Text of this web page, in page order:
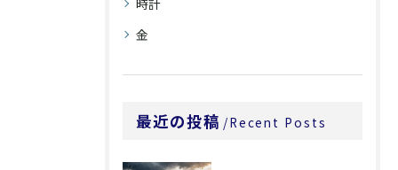
時計
金
最近の投稿 Recent Posts